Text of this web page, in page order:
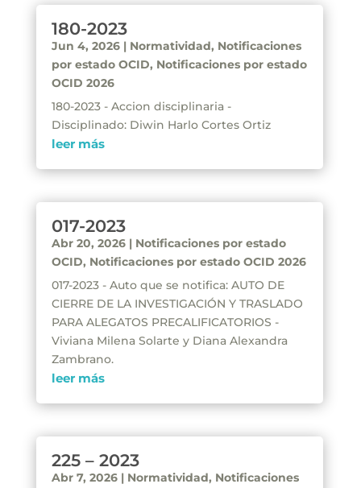
180-2023
Jun 4, 2026| Normatividad, Notificaciones
por estado OCID, Notificaciones por estado
OCID 2026
180-2023 - Accion disciplinaria -
Disciplinado: Diwin Harlo Cortes Ortiz
leer más
017-2023
Abr 20, 2026| Notificaciones por estado
OCID, Notificaciones por estado OCID 2026
017-2023 - Auto que se notifica: AUTO DE
CIERRE DE LA INVESTIGACIÓN Y TRASLADO
PARA ALEGATOS PRECALIFICATORIOS -
Viviana Milena Solarte y Diana Alexandra
Zambrano.
leer más
225 – 2023
Abr 7, 2026| Normatividad, Notificaciones